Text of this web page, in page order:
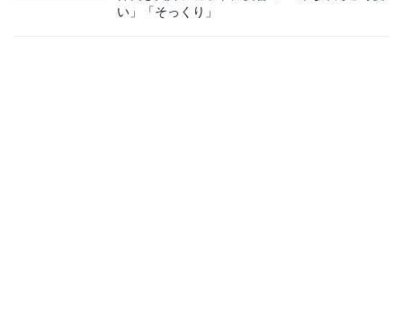
い」「そっくり」